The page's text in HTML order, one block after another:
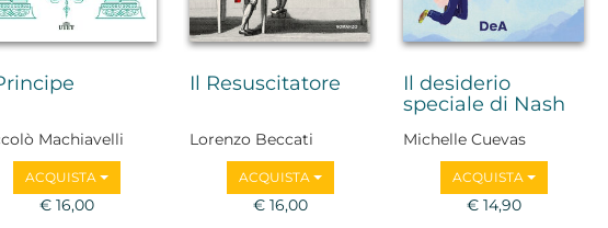
Machiavelli
ACQUISTA
€ 16,00
Il Resuscitatore
Lorenzo Beccati
ACQUISTA
€ 16,00
Il desiderio
speciale di Nash
Michelle Cuevas
ACQUISTA
€ 14,90